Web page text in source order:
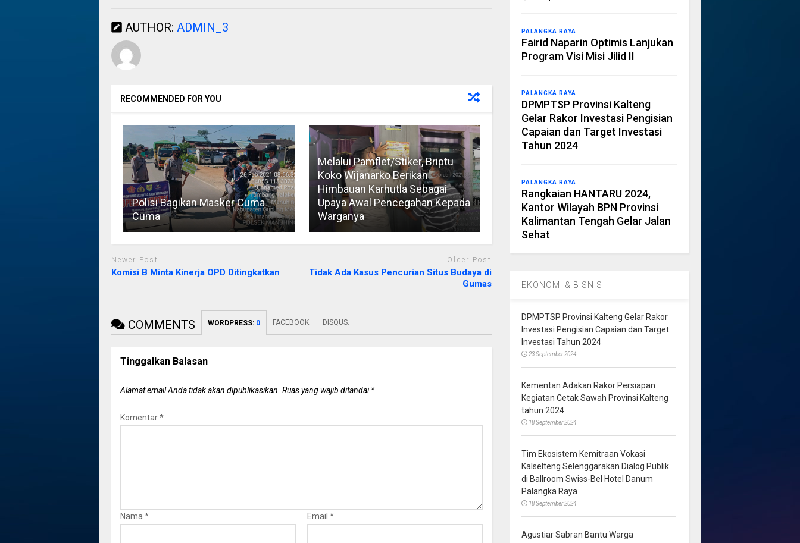
AUTHOR: ADMIN_3
RECOMMENDED FOR YOU
Polisi Bagikan Masker Cuma
Cuma
Melalui Pamflet/Stiker, Briptu
Koko Wijanarko Berikan
Himbauan Karhutla Sebagai
Upaya Awal Pencegahan Kepada
Warganya
Newer Post
Komisi B Minta Kinerja OPD Ditingkatkan
Older Post
Tidak Ada Kasus Pencurian Situs Budaya di
Gumas
COMMENTS WORDPRESS: 0 FACEBOOK: DISQUS:
Tinggalkan Balasan
Alamat email Anda tidak akan dipublikasikan. Ruas yang wajib ditandai*
Komentar*
Nama * Email *
PALANGKA RAYA
Fairid Naparin Optimis Lanjukan
Program Visi Misi Jilid II
PALANGKA RAYA
DPMPTSP Provinsi Kalteng
Gelar Rakor Investasi Pengisian
Capaian dan Target Investasi
Tahun 2024
PALANGKA RAYA
Rangkaian HANTARU 2024,
Kantor Wilayah BPN Provinsi
Kalimantan Tengah Gelar Jalan
Sehat
EKONOMI & BISNIS
DPMPTSP Provinsi Kalteng Gelar Rakor
Investasi Pengisian Capaian dan Target
Investasi Tahun 2024
23 September 2024
Kementan Adakan Rakor Persiapan
Kegiatan Cetak Sawah Provinsi Kalteng
tahun 2024
18 September 2024
Tim Ekosistem Kemitraan Vokasi
Kalselteng Selenggarakan Dialog Publik
di Ballroom Swiss-Bel Hotel Danum
Palangka Raya
18 September 2024
Agustiar Sabran Bantu Warga